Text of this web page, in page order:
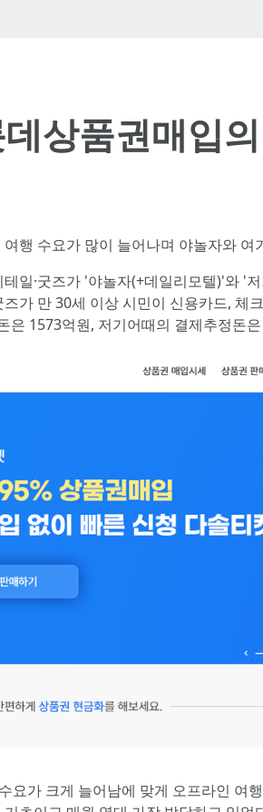
상품권매입
행 수요가 많이 늘어나며 야놀자와
테일·굿즈가 '야놀자(+데일리모텔)'와
즈가 만 30세 이상 시민이 신용카드,
은 1573억원, 저기어때의 결제추정돈
요가 크게 늘어남에 맞게 오프라인 여